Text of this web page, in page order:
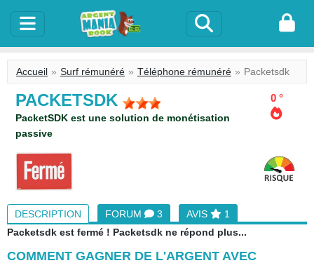
Accueil Surf rémunéré Téléphone rémunéré Packetsdk
PACKETSDK 0 °
PacketSDK est une solution de monétisation
passive
DESCRIPTION FORUM 3 AVIS
1
Packetsdk est fermé ! Packetsdk ne répond plus...
COMMENT GAGNER DE L'ARGENT AVEC